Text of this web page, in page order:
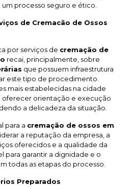
processo seguro e ético.
de Cremacão de Ossos
por serviços de cremação de
recai, principalmente, sobre
que possuem infraestrutura
este tipo de procedimento.
mais estabelecidas na cidade
oferecer orientação e execução
a delicadeza da situação.
para a cremação de ossos em
a reputação da empresa, a
oferecidos e a qualidade da
para garantir a dignidade e o
todas as etapas do processo.
Preparados